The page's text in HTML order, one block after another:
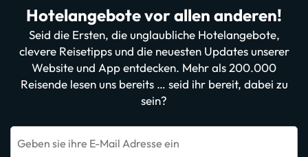
Hotelangebote vor allen anderen!
Seid die Ersten, die unglaubliche Hotelangebote,
clevere Reisetipps und die neuesten Updates unserer
Website und App entdecken. Mehr als 200.000
Reisende lesen uns bereits … seid ihr bereit, dabei zu
sein?
Geben sie ihre E-Mail Adresse ein